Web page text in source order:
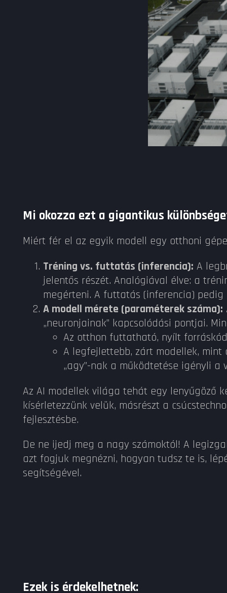
Mi okozza ezt a gigantikus
Miért fér el az egyik modell egy otthoni
Tréning vs. futtatás (inferencia): A
jelentős részét. Analógiával élve: a
megérteni. A futtatás (inferencia)
A modell mérete (paraméterek száma):
„neuronjainak” kapcsolódási pontjai.
Az otthon futtatható, nyílt
A legfejlettebb, zárt modellek, mint
„agy”-nak a működtetése igényli
Az AI modellek világa tehát egy lenyűgöző
kísérletezzünk velük, másrészt a
fejlesztésbe.
De ne ijedj meg a nagy számoktól! A
azt fogjuk megnézni, hogyan tudsz te is,
segítségével.
Ezek is érdekelhetnek: